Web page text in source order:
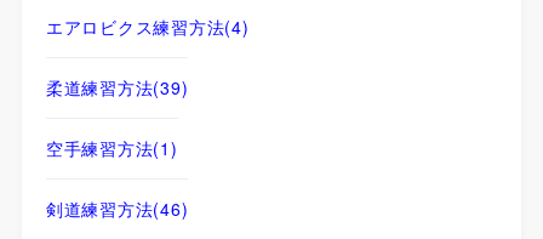
エアロビクス練習方法(4)
柔道練習方法(39)
空手練習方法(1)
剣道練習方法(46)